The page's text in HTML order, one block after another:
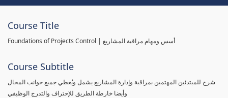
Course Title
Foundations of Projects Control | أسس ومهام مراقبة المشاريع
Course Subtitle
شرح للمبتدئين المهتمين بمراقبة وإدارة المشاريع يشمل ويُغطي جميع جوانب المجال
وأيضا خارطة الطريق للإحتراف والتدرج الوظيفي